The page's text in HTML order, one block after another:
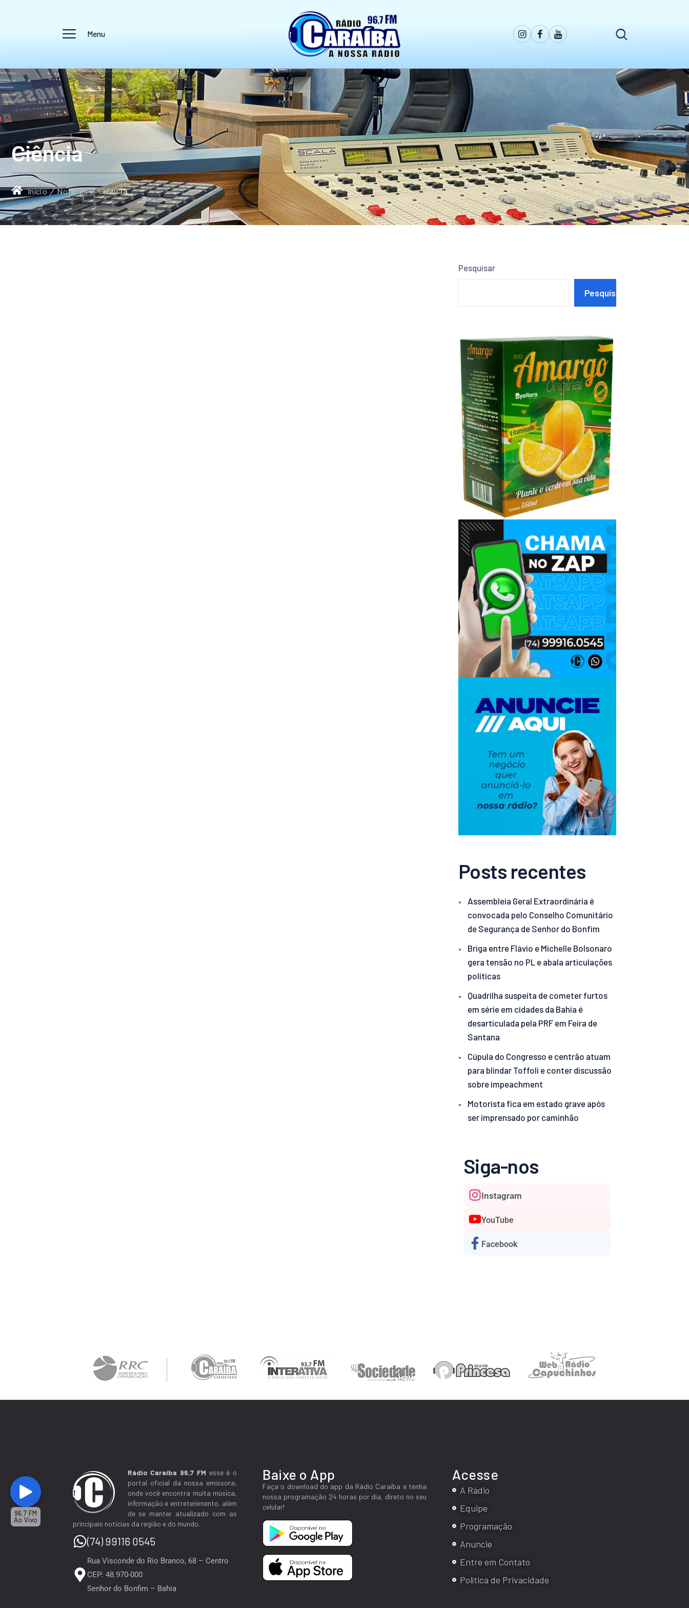
Menu
Ciência
Início / Notícias / Ciência
Pesquisar
Pesquisar
Posts recentes
Assembleia Geral Extraordinária é
convocada pelo Conselho Comunitário
de Segurança de Senhor do Bonfim
Briga entre Flávio e Michelle Bolsonaro
gera tensão no PL e abala articulações
políticas
Quadrilha suspeita de cometer furtos
em série em cidades da Bahia é
desarticulada pela PRF em Feira de
Santana
Cúpula do Congresso e centrão atuam
para blindar Toffoli e conter discussão
sobre impeachment
Motorista fica em estado grave após
ser imprensado por caminhão
Siga-nos
Instagram
YouTube
Facebook
Rádio Caraíba 96,7 FM esse é o
portal oficial da nossa emissora,
onde você encontra muita música,
informação e entretenimento, além
de se manter atualizado com as
principais notícias da região e do mundo.
(74) 99116 0545
Rua Visconde do Rio Branco, 68 – Centro
CEP: 48.970-000
Senhor do Bonfim – Bahia
Baixe o App
Faça o download do app da Rádio Caraíba e tenha
nossa programação 24 horas por dia, direto no seu
celular!
Acesse
A Rádio
Equipe
Programação
Anuncie
Entre em Contato
Política de Privacidade
96,7 FM
Ao Vivo